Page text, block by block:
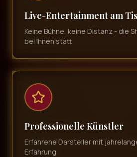
Live-Entertainment am
Keine Bühne, keine Distanz - die
bei Ihnen statt
Professionelle Künstler
Erfahrene Darsteller mit
Erfahrung